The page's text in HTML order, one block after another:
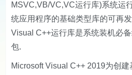
MSVC,VB/VC,VC运行库)系统运
统应用程序的基础类型库的可再
Visual C++运行库是系统装机必
包.
Microsoft Visual C++ 2019为创